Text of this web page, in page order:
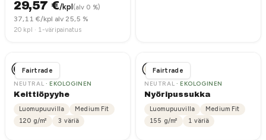
29,57€/kpl (alv 0 %)
37,11 €/kpl alv 25,5 %
20 kpl · 1-väripainatus
Fairtrade
NEUTRAL · EKOLOGINEN
Keittiöpyyhe
Luomupuuvilla
Medium Fit
120 g/m² 3 väriä
Fairtrade
NEUTRAL · EKOLOGINEN
Nyöripussukka
Luomupuuvilla
Medium Fit
155 g/m² 1 väriä